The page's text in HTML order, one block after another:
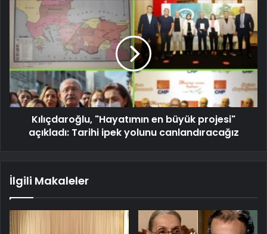
Kılıçdaroğlu, "Hayatımın en büyük projesi"
açıkladı: Tarihi ipek yolunu canlandıracağız
İlgili Makaleler